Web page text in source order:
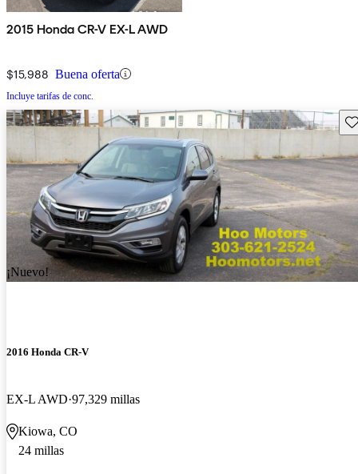
2015 Honda CR-V EX-L AWD
$15,988 Buena oferta
Incluye tarifas de conc.
¡Nuevo!
2016 Honda CR-V
EX-L AWD 97,329 millas
Kiowa, CO
24 millas